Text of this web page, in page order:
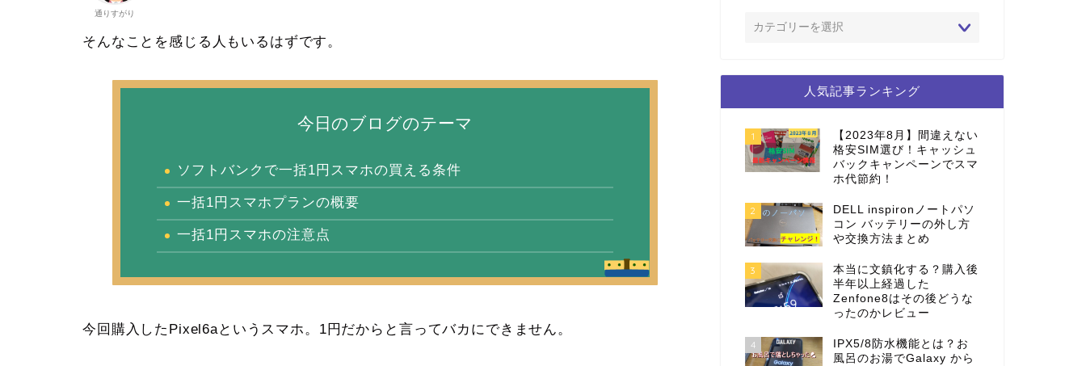
通りすがり
そんなことを感じる人もいるはずです。
今日のブログのテーマ
ソフトバンクで一括1円スマホの買える条件
一括1円スマホプランの概要
一括1円スマホの注意点
今回購入したPixel6aというスマホ。1円だからと言ってバカにできません。
人気記事ランキング
1
【2023年8月】間違えない
格安SIM選び！キャッシュ
バックキャンペーンでスマ
ホ代節約！
2
DELL inspironノートパソ
コン バッテリーの外し方
や交換方法まとめ
3
本当に文鎮化する？購入後
半年以上経過した
Zenfone8はその後どうな
ったのかレビュー
4
IPX5/8防水機能とは？お
風呂のお湯でGalaxy から